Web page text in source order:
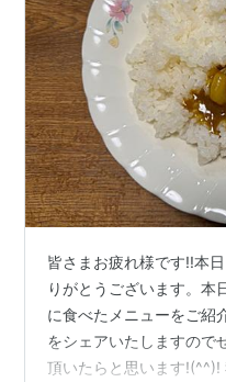
皆さまお疲れ様です!!本
りがとうございます。本
に食べたメニューをご紹
をシェアいたしますので
頂いたらと思います!(^^)!